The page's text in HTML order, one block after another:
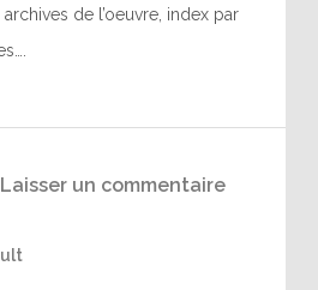
de l’oeuvre, index par
Laisser un commentaire